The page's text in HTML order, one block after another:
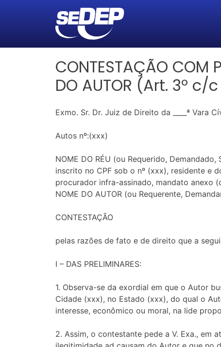
CONTESTAÇÃO COM
DO AUTOR (Art. 3º c/
Exmo. Sr. Dr. Juiz de Direito da ____ª Vara
Autos nº:(xxx)
NOME DO RÉU (ou Requerido,
inscrito no CPF sob o nº (xxx), residente e
procurador infra-assinado, mandato anexo
NOME DO AUTOR (ou Requerente,
CONTESTAÇÃO
pelas razões de fato e de direito que a
I – DAS PRELIMINARES:
1. Observa-se da exordial em que o Autor
Cidade (xxx), no Estado (xxx), do qual o
interesse, econômico ou moral, na lide
2. Assim, o contestante pede a V. Exa., em